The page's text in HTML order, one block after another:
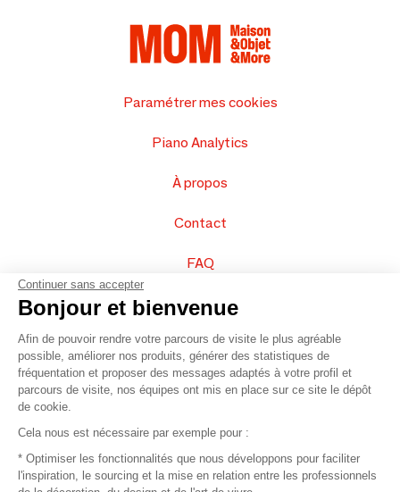
Paramétrer mes cookies
Piano Analytics
À propos
Contact
FAQ
Vendez vos produits
Plan du site
© 2016 –Organisation SAFI
Recrutement
Continuer sans accepter
Bonjour et bienvenue
Afin de pouvoir rendre votre parcours de visite le plus agréable
possible, améliorer nos produits, générer des statistiques de
fréquentation et proposer des messages adaptés à votre profil et
parcours de visite, nos équipes ont mis en place sur ce site le dépôt
de cookie.
Cela nous est nécessaire par exemple pour :
* Optimiser les fonctionnalités que nous développons pour faciliter
l'inspiration, le sourcing et la mise en relation entre les professionnels